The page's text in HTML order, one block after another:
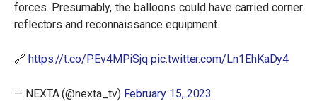
forces. Presumably, the balloons could have carried corner
reflectors and reconnaissance equipment.
🔗 https://t.co/PEv4MPiSjq pic.twitter.com/Ln1EhKaDy4
— NEXTA (@nexta_tv) February 15, 2023